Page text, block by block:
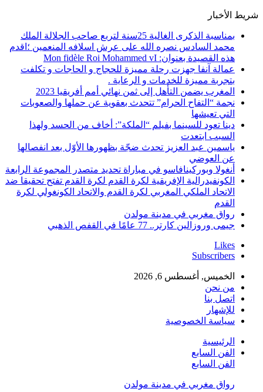
شريط الأخبار
بمناسبة الذكرى الغالية 25سنة لتربع صاحب الجلالة الملك
محمد السادس نصره الله على عرش اسلافه المنعمين ؛اقدم
هذه القصيدة بعنوان: Mon fidèle Roi Mohammed vI
عمالة آنفا جهزت رحلة مميزة للحجاج و الحاجات و تكلفت
بتجربة مميزة للخدمات و الرعاية .
المغرب يضمن التأهل إلى ثمن نهائي أمم أفريقيا 2023
نجمة “التفاح الحرام” تتحدث بعقوية عن حملها والصعوبات
التي تعيشها
دينا تعود للسينما بفيلم “الملكة”: أخاف من الحسد ولهذا
السبب ابتعدت
ياسمين عبد العزيز تحدث ضجّة بظهورها الأوّل بعد انفصالها
عن العوضي
أنغولا وبوركينافاسو في مباراة تحديد متصدر المجموعة الرابعة
الكونفيدرالية الإفريقية لكرة القدم لكرة القدم تفتح تحقيقا ضد
الاتحاد الملكي المغربي لكرة القدم والاتحاد الكونغولي لكرة
القدم
رواق مغربي في مدينة مولدن
جيمى وروزالين كارتر.. 77 عامًا في القفص الذهبي
Likes
Subscribers
الخميس, أغسطس 6, 2026
من نحن
اتصل بنا
للإشهار
سياسة الخصوصية
الرئيسية
الفن السابع
الفن السابع
رواق مغربي في مدينة مولدن